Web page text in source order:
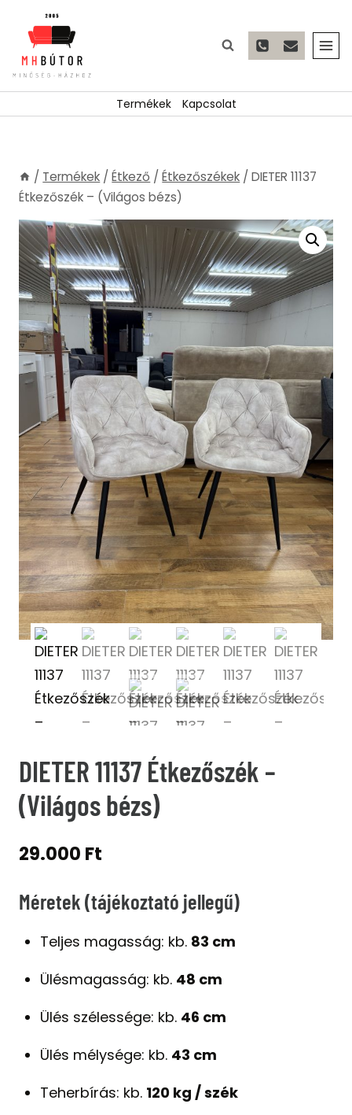
content
Termékek Kapcsolat
/ Termékek / Étkező / Étkezőszékek / DIETER 11137
Étkezőszék – (Világos bézs)
DIETER 11137 Étkezőszék –
(Világos bézs)
29.000 Ft
Méretek (tájékoztató jellegű)
Teljes magasság: kb. 83 cm
Ülésmagasság: kb. 48 cm
Ülés szélessége: kb. 46 cm
Ülés mélysége: kb. 43 cm
Teherbírás: kb. 120 kg / szék